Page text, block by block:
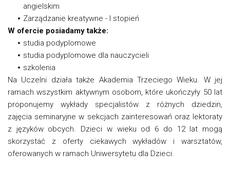
angielskim
Zarządzanie kreatywne - I stopień
W ofercie posiadamy także:
studia podyplomowe
studia podyplomowe dla nauczycieli
szkolenia
Na Uczelni działa także Akademia Trzeciego Wieku. W jej
ramach wszystkim aktywnym osobom, które ukończyły 50 lat
proponujemy wykłady specjalistów z różnych dziedzin,
zajęcia seminaryjne w sekcjach zainteresowań oraz lektoraty
z języków obcych. Dzieci w wieku od 6 do 12 lat mogą
skorzystać z oferty ciekawych wykładów i warsztatów,
oferowanych w ramach Uniwersytetu dla Dzieci.